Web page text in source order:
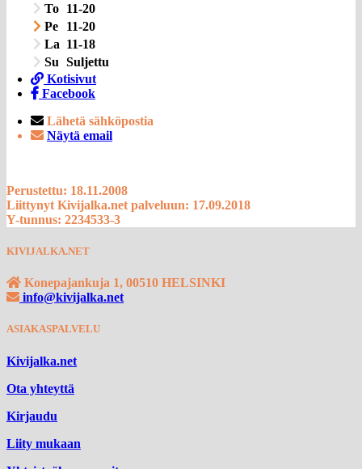
To 11-20
Pe
11-20
La 11-18
Su Suljettu
Kotisivut
Facebook
Lähetä sähköpostia
Näytä email
Perustettu: 18.11.2008
Liittynyt Kivijalka.net palveluun: 17.09.2018
Y-tunnus: 2234533-3
KIVIJALKA.NET
Konepajankuja 1, 00510 HELSINKI
info@kivijalka.net
ASIAKASPALVELU
Kivijalka.net
Ota yhteyttä
Kirjaudu
Liity mukaan